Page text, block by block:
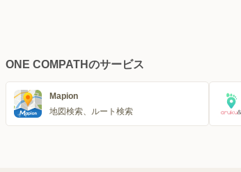
ONE COMPATHのサービス
Mapion
地図検索、ルート検索